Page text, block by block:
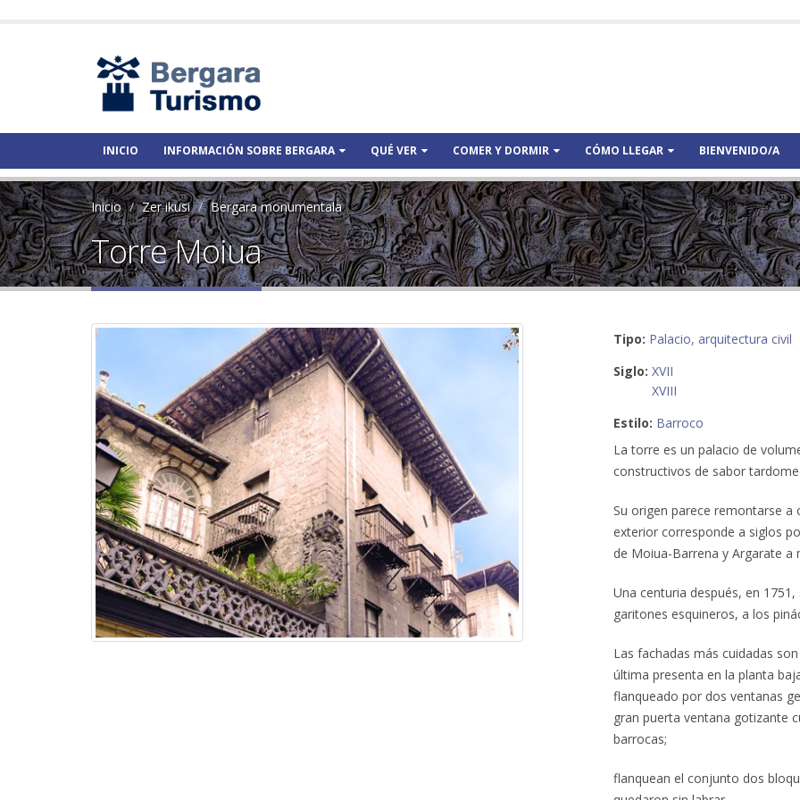
INICIO INFORMACIÓN SOBRE BERGARA QUÉ VER COMER Y DORMIR CÓMO LLEGAR BIENVENIDO/A
Inicio Zer ikusi Bergara monumentala
Torre Moiua
Tipo: Palacio, arquitectura civil
Siglo: XVII
XVIII
Estilo: Barroco
La torre es un palacio de
constructivos de sabor
Su origen parece remontarse a
exterior corresponde a siglos
de Moiua-Barrena y Argarate a
Una centuria después, en
garitones esquineros, a los
Las fachadas más cuidadas
última presenta en la planta
flanqueado por dos ventanas
gran puerta ventana gotizante
barrocas;
flanquean el conjunto dos